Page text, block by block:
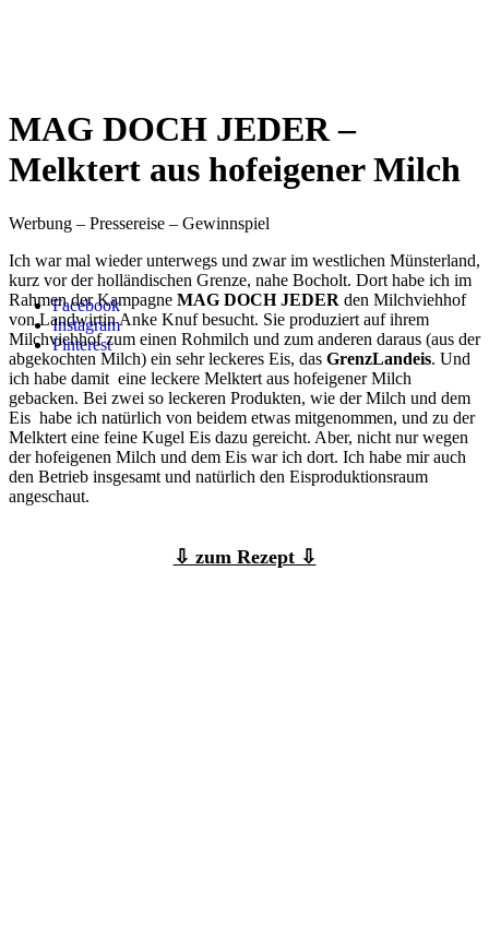
Facebook
Instagram
Pinterest
MAG DOCH JEDER –
Melktert aus hofeigener Milch
Werbung – Pressereise – Gewinnspiel
Ich war mal wieder unterwegs und zwar im westlichen Münsterland,
kurz vor der holländischen Grenze, nahe Bocholt. Dort habe ich im
Rahmen der Kampagne MAG DOCH JEDER den Milchviehhof
von Landwirtin Anke Knuf besucht. Sie produziert auf ihrem
Milchviehhof zum einen Rohmilch und zum anderen daraus (aus der
abgekochten Milch) ein sehr leckeres Eis, das GrenzLandeis. Und
ich habe damit eine leckere Melktert aus hofeigener Milch
gebacken. Bei zwei so leckeren Produkten, wie der Milch und dem
Eis habe ich natürlich von beidem etwas mitgenommen, und zu der
Melktert eine feine Kugel Eis dazu gereicht. Aber, nicht nur wegen
der hofeigenen Milch und dem Eis war ich dort. Ich habe mir auch
den Betrieb insgesamt und natürlich den Eisproduktionsraum
angeschaut.
⇩ zum Rezept ⇩